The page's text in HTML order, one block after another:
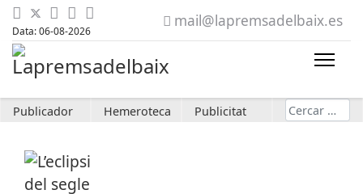
Data: 06-08-2026
mail@lapremsadelbaix.es
Publicador Hemeroteca Publicitat Cerca